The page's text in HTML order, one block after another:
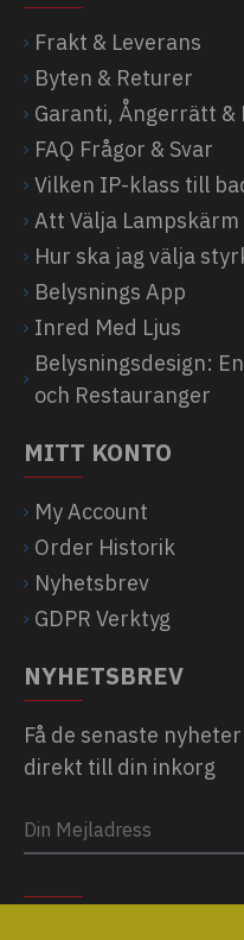
Frakt & Leverans
Byten & Returer
Garanti, Ångerrätt &
FAQ Frågor & Svar
Vilken IP-klass till
Att Välja Lampskärm
Hur ska jag välja
Belysnings App
Inred Med Ljus
Belysningsdesign:
och Restauranger
MITT KONTO
My Account
Order Historik
Nyhetsbrev
GDPR Verktyg
NYHETSBREV
Få de senaste
direkt till din inkorg